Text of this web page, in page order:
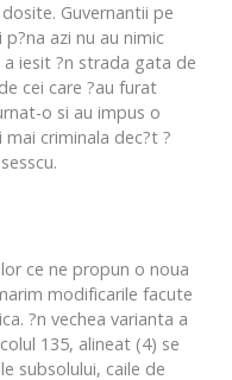
Guvernantii pe
azi nu au nimic
iesit ?n strada gata de
cei care ?au furat
o si au impus o
criminala dec?t ?
ce ne propun o noua
modificarile facute
?n vechea varianta a
135, alineat (4) se
subsolului, caile de